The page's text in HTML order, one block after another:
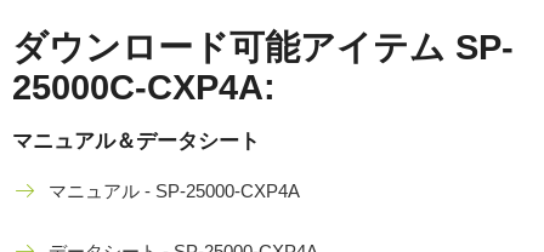
ダウンロード可能アイテム SP-
25000C-CXP4A:
マニュアル＆データシート
マニュアル - SP-25000-CXP4A